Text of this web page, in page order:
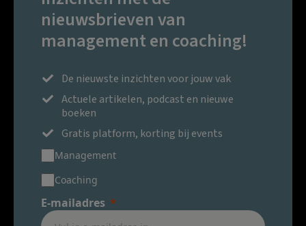
nieuwsbrieven van
management en coaching!
De nieuwste inzichten voor jouw vak
Actuele artikelen, podcast en nieuwe
boeken
Gratis platform, korting bij events
Management
Coaching
E-mailadres